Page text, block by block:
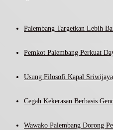
Palembang Targetkan Lebih
Pemkot Palembang Perkuat
Usung Filosofi Kapal
Cegah Kekerasan Berbasis
Wawako Palembang Dorong